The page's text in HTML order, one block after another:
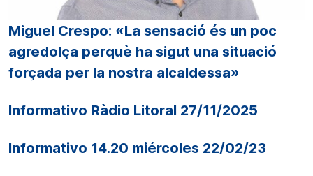
Miguel Crespo: «La sensació és un poc
agredolça perquè ha sigut una situació
forçada per la nostra alcaldessa»
Informativo Ràdio Litoral 27/11/2025
Informativo 14.20 miércoles 22/02/23